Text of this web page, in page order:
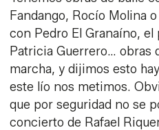
Fandango, Rocío Molina
con Pedro El Granaíno, el
Patricia Guerrero… obras
marcha, y dijimos esto
este lío nos metimos.
que por seguridad no se
concierto de Rafael